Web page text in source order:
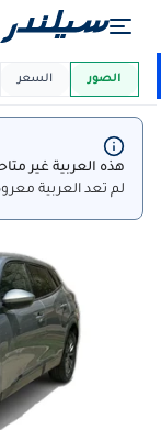
هذه العربية غير
لم تعد العربية
الصور السعر